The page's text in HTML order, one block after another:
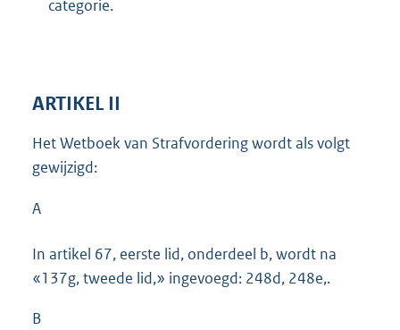
categorie.
ARTIKEL II
Het Wetboek van Strafvordering wordt als volgt
gewijzigd:
A
In artikel 67, eerste lid, onderdeel b, wordt na
«137g, tweede lid,» ingevoegd: 248d, 248e,.
B